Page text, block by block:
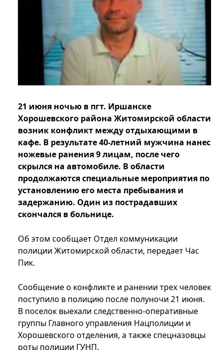
21 июня ночью в пгт. Иршанске
Хорошевского района Житомирской области
возник конфликт между отдыхающими в
кафе. В результате 40-летний мужчина нанес
ножевые ранения 9 лицам, после чего
скрылся на автомобиле. В области
продолжаются специальные мероприятия по
установлению его места пребывания и
задержанию. Один из пострадавших
скончался в больнице.
Об этом сообщает Отдел коммуникации
полиции Житомирской области, передает Час
Пик.
Сообщение о конфликте и ранении трех человек
поступило в полицию после полуночи 21 июня.
В поселок выехали следственно-оперативные
группы Главного управления Нацполиции и
Хорошевского отделения, а также спецназовцы
роты полиции ГУНП.